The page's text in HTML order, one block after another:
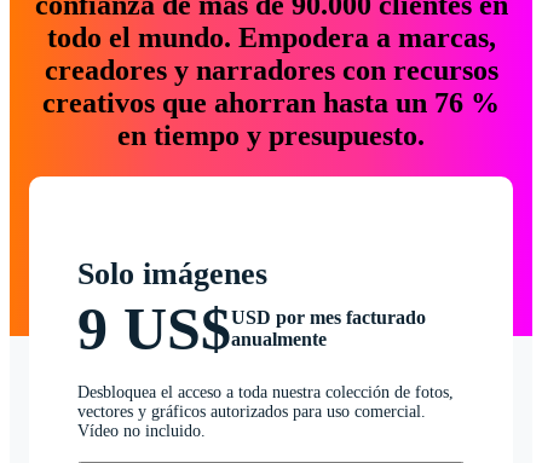
todo el mundo. Empodera a marcas,
creadores y narradores con recursos
creativos que ahorran hasta un 76 %
en tiempo y presupuesto.
Solo imágenes
9 US$USD por mes facturado
anualmente
Desbloquea el acceso a toda nuestra colección de fotos,
vectores y gráficos autorizados para uso comercial.
Vídeo no incluido.